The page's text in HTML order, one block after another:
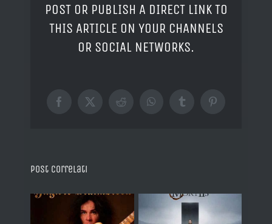
POST OR PUBLISH A DIRECT LINK TO
THIS ARTICLE ON YOUR CHANNELS
OR SOCIAL NETWORKS.
Facebook
X RedditWhatsAppTumblrPinterest
Post correlati